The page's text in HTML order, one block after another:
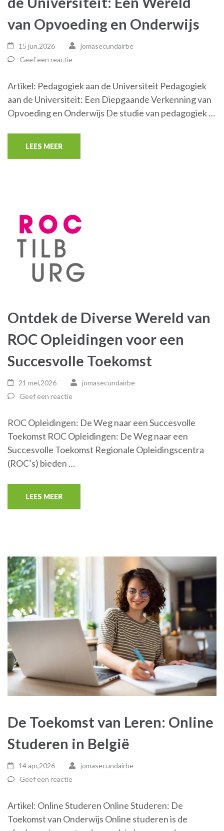
van Opvoeding en Onderwijs
15 jun,2026
jomasecundairbe
Geef een reactie
Artikel: Pedagogiek aan de Universiteit Pedagogiek
aan de Universiteit: Een Diepgaande Verkenning van
Opvoeding en Onderwijs De studie van pedagogiek …
LEES MEER
Ontdek de Diverse Wereld van
ROC Opleidingen voor een
Succesvolle Toekomst
21 mei,2026
jomasecundairbe
Geef een reactie
ROC Opleidingen: De Weg naar een Succesvolle
Toekomst ROC Opleidingen: De Weg naar een
Succesvolle Toekomst Regionale Opleidingscentra
(ROC’s) bieden …
LEES MEER
De Toekomst van Leren: Online
Studeren in België
14 apr,2026
jomasecundairbe
Geef een reactie
Artikel: Online Studeren Online Studeren: De
Toekomst van Onderwijs Online studeren is de